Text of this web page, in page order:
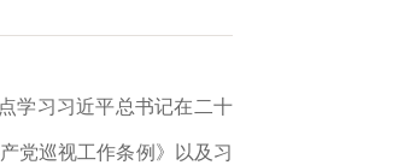
学习习近平总书记在二十
党巡视工作条例》以及习